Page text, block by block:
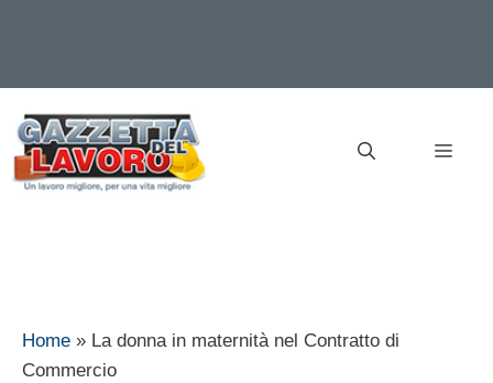
contenuto
Home » La donna in maternità nel Contratto di
Commercio